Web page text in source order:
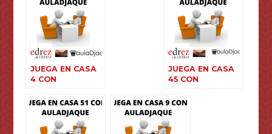
JUEGA EN CASA
4 CON
JUEGA EN CASA
45 CON